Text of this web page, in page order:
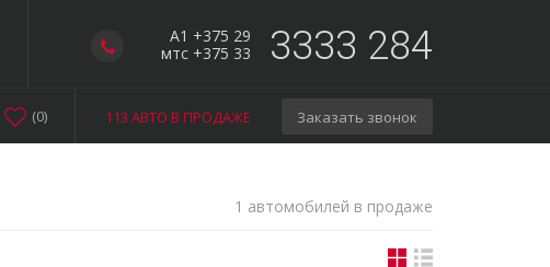
A1 +375 29
мтс +375 33
3333 284
113 АВТО В ПРОДАЖЕ Заказать звонок
(0)
1 автомобилей в продаже